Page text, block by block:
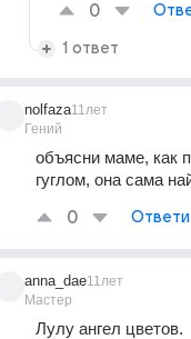
0
1 ответ
nolfaza
Гений
11лет
объясни маме, как
гуглом, она сама
0
anna_dae
Мастер
11лет
Лулу ангел цветов.